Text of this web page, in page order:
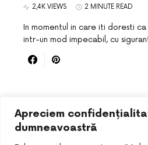
Apreciem
dumneavoastră
2,4K VIEWS 2 MINUTE READ
In momentul in care iti doresti
intr-un mod impecabil, cu